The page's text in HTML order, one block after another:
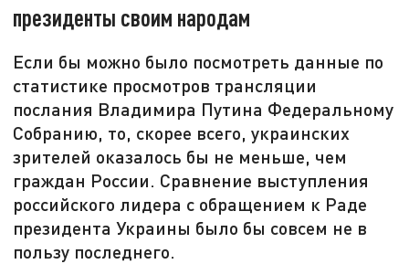
президенты своим народам
Если бы можно было посмотреть данные по
статистике просмотров трансляции
послания Владимира Путина Федеральному
Собранию, то, скорее всего, украинских
зрителей оказалось бы не меньше, чем
граждан России. Сравнение выступления
российского лидера с обращением к Раде
президента Украины было бы совсем не в
пользу последнего.